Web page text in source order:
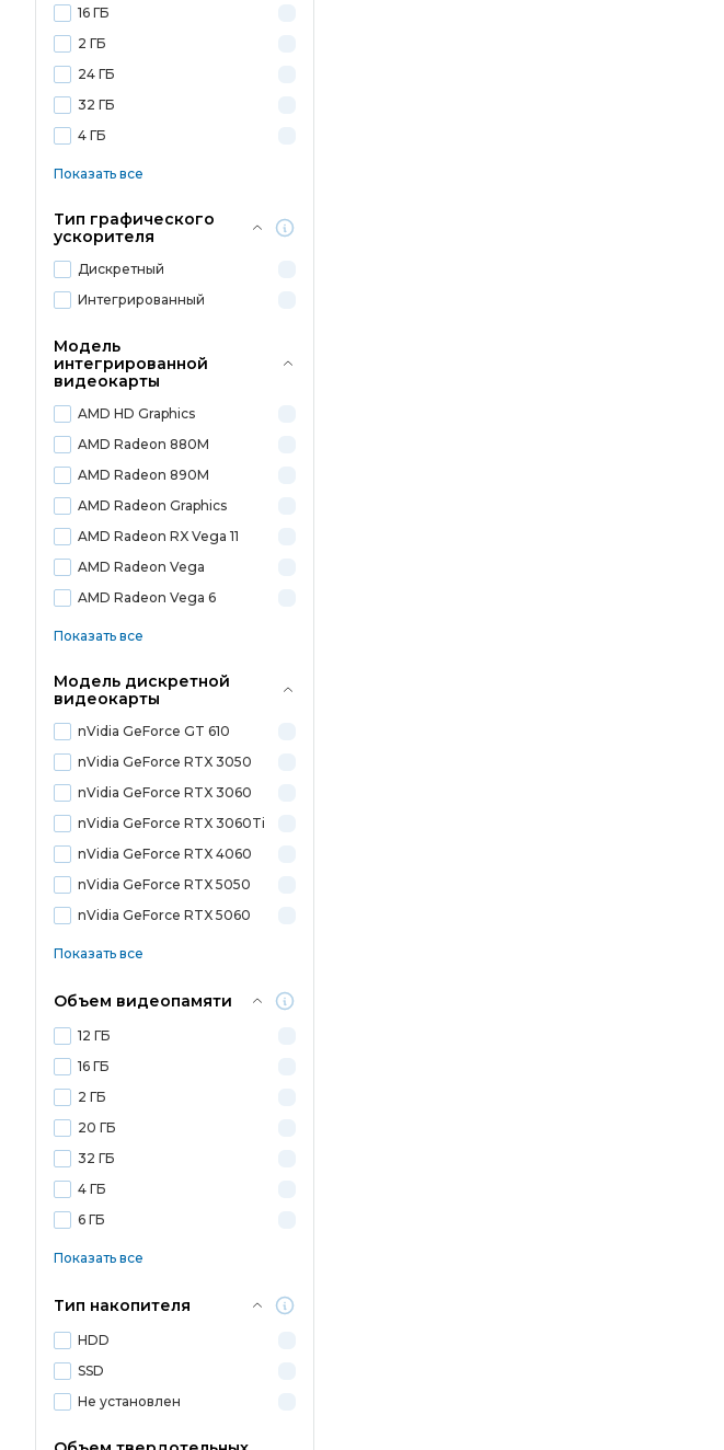
16 ГБ
2 ГБ
24 ГБ
32 ГБ
4 ГБ
Показать все
Тип графического
ускорителя
Дискретный
Интегрированный
Модель
интегрированной
видеокарты
AMD HD Graphics
AMD Radeon 880M
AMD Radeon 890M
AMD Radeon Graphics
AMD Radeon RX Vega 11
AMD Radeon Vega
AMD Radeon Vega 6
Показать все
Модель дискретной
видеокарты
nVidia GeForce GT 610
nVidia GeForce RTX 3050
nVidia GeForce RTX 3060
nVidia GeForce RTX 3060Ti
nVidia GeForce RTX 4060
nVidia GeForce RTX 5050
nVidia GeForce RTX 5060
Показать все
Объем видеопамяти
12 ГБ
16 ГБ
2 ГБ
20 ГБ
32 ГБ
4 ГБ
6 ГБ
Показать все
Тип накопителя
HDD
SSD
Не установлен